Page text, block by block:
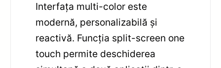
Interfața multi-color este
modernă, personalizabilă și
reactivă. Funcția split-screen one
touch permite deschiderea